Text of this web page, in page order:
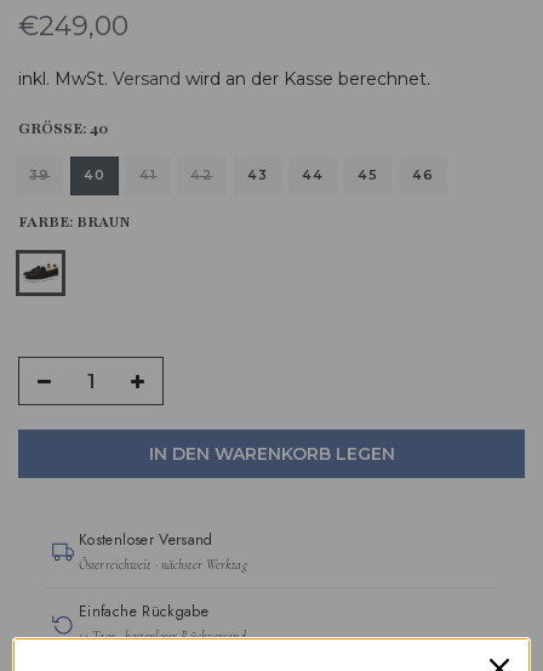
€249,00
inkl. MwSt. Versand wird an der Kasse berechnet.
GRÖSSE:40
39 40 41 42 43 44 45 46
FARBE: BRAUN
IN DEN WARENKORB LEGEN
Kostenloser Versand
Österreichweit · nächster Werktag
Einfache Rückgabe
14 Tage · kostenloser Rückversand